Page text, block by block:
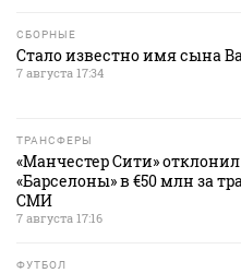
СБОРНЫЕ
Стало известно имя сына
7 августа 17:34
ТРАНСФЕРЫ
«Манчестер Сити»
«Барселоны» в €50 млн за
СМИ
7 августа 17:16
ФУТБОЛ